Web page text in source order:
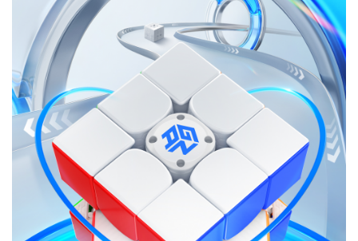
GAN356 i
carry E
356 i carry
2
356 i carry
356 i 3 356 i carry S
Maglev
智能配件
智能机器人
V2
智能机器人 GAN 智能计
时器
GAN 移动充
电盒
GAN 星环计
时器
GAN V100 GAN460M
v2
GAN15 黑核
GAN15
Maglev
GAN460 M
GAN251 M GAN
Pyraminx
GAN Skewb
M
356 Maglev GAN 五魔
Maglev
GAN 356 M GAN562 M
GAN16
Maglev
GAN14
Maglev Pro
GAN 14
GAN 13 GAN251 M
GAN魔方拼
图
GAN 金字塔 GAN 斜转 GAN 镜面
GAN 五魔
Maglev
GAN 十周年
礼盒
小金蟒周边
GAN 训练垫 GAN 旋转展 GAN 三角展
示架
GAN魔方润
滑油
GAN 中心盖
奇钰 花木蓝
真爱粉 小透蓝 维C
国色330 有鱼 GAN11夏日 GAN330 X
山河社稷图
雀灵 昆仑 游澜
星巡 瑶光
MG3 智能魔
方
MG3 云顶魔 MG3 彩虹三
阶
MG3 UT魔方
MG 标准二阶 MG三阶套装 MG3 磁力三 MG 标准三阶
MG 魔尺 MG 金字塔 MG 斜转 MG魔尺小花
Swift 3x3
Cube